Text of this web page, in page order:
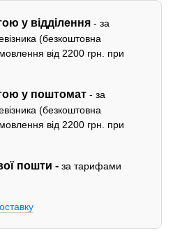
у відділення - за
(безкоштовна
від 2200 грн. при
у поштомат - за
(безкоштовна
від 2200 грн. при
пошти -за тарифами